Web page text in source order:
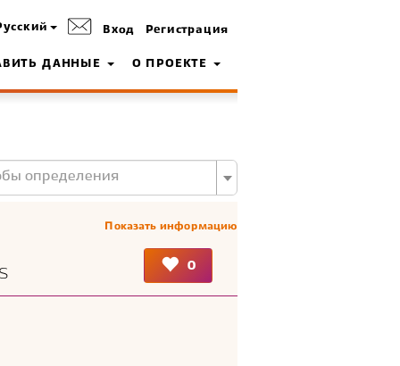
Вход Регистрация
ДАННЫЕ О ПРОЕКТЕ
определения
Показать информацию
0